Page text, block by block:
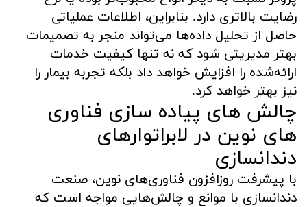
رضایت بالاتری دارد. بنابراین، اطلاعات عملیاتی
حاصل از تحلیل داده‌ها می‌تواند منجر به تصمیمات
بهتر مدیریتی شود که نه تنها کیفیت خدمات
ارائه‌شده را افزایش خواهد داد بلکه تجربه بیمار را
نیز بهتر خواهد کرد.
چالش های پیاده سازی فناوری
های نوین در لابراتوارهای
دندانسازی
با پیشرفت روزافزون فناوری‌های نوین، صنعت
دندانسازی با موانع و چالش‌هایی مواجه است که